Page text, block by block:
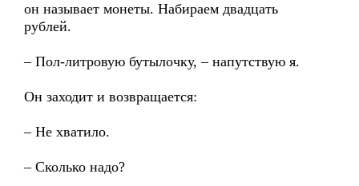
он называет монеты. Набираем двадцать
рублей.
– Пол-литровую бутылочку, – напутствую я.
Он заходит и возвращается:
– Не хватило.
– Сколько надо?